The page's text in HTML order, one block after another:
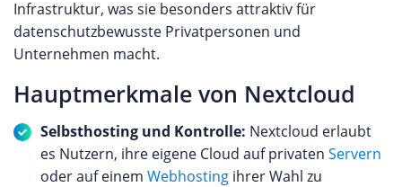
Infrastruktur, was sie besonders attraktiv für
datenschutzbewusste Privatpersonen und
Unternehmen macht.
Hauptmerkmale von Nextcloud
Selbsthosting und Kontrolle: Nextcloud erlaubt
es Nutzern, ihre eigene Cloud auf privaten Servern
oder auf einem Webhosting ihrer Wahl zu